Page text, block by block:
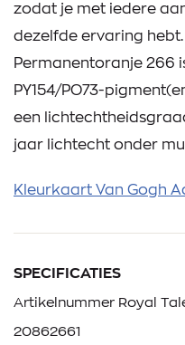
zodat je met iedere
dezelfde ervaring
Permanentoranje 266
PY154/PO73-
een
jaar lichtecht onder
Kleurkaart Van Gogh
SPECIFICATIES
Artikelnummer Royal
20862661